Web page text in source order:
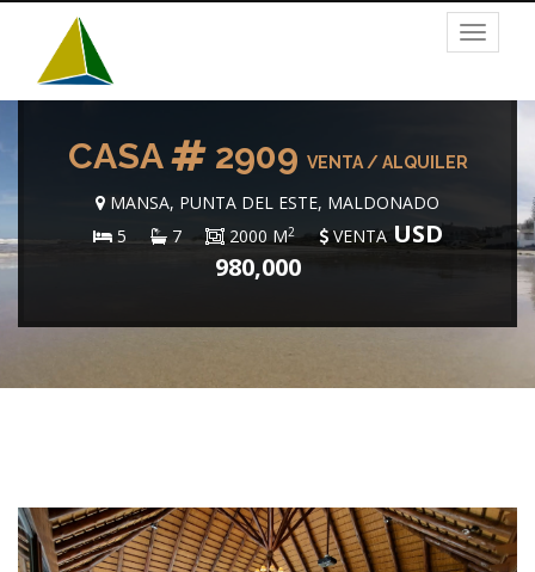
Toggle
CASA 2909 VENTA / ALQUILER
MANSA, PUNTA DEL ESTE, MALDONADO
5
7 2000 M2 VENTAUSD
980,000